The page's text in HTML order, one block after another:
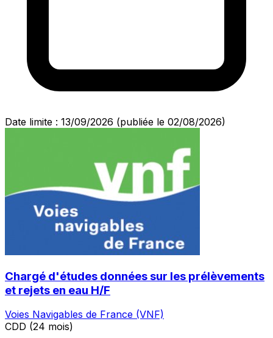
Date limite : 13/09/2026 (publiée le 02/08/2026)
Chargé d'études données sur les prélèvements
et rejets en eau H/F
Voies Navigables de France (VNF)
CDD (24 mois)